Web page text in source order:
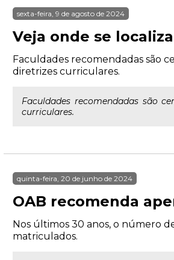
sexta-feira, 9 de agosto de 2024
Veja onde se
Faculdades recomendadas são
diretrizes curriculares.
Faculdades recomendadas são
curriculares.
quinta-feira, 20 de junho de 2024
OAB recomenda
Nos últimos 30 anos, o número
matriculados.